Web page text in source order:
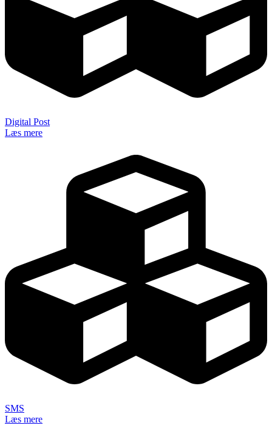
Digital Post
Læs mere
SMS
Læs mere